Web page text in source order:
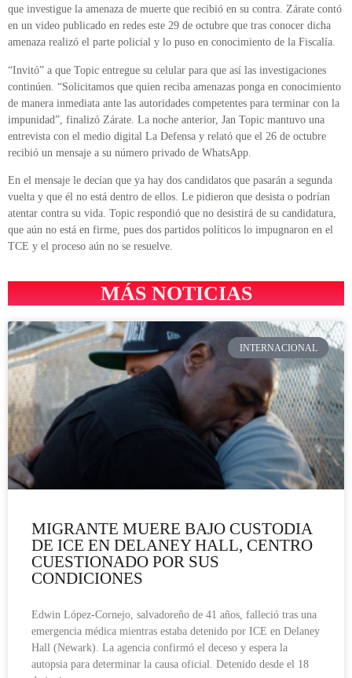
que investigue la amenaza de muerte que recibió en su contra. Zárate contó
en un video publicado en redes este 29 de octubre que tras conocer dicha
amenaza realizó el parte policial y lo puso en conocimiento de la Fiscalía.
“Invitó” a que Topic entregue su celular para que así las investigaciones
continúen. “Solicitamos que quien reciba amenazas ponga en conocimiento
de manera inmediata ante las autoridades competentes para terminar con la
impunidad”, finalizó Zárate. La noche anterior, Jan Topic mantuvo una
entrevista con el medio digital La Defensa y relató que el 26 de octubre
recibió un mensaje a su número privado de WhatsApp.
En el mensaje le decían que ya hay dos candidatos que pasarán a segunda
vuelta y que él no está dentro de ellos. Le pidieron que desista o podrían
atentar contra su vida. Topic respondió que no desistirá de su candidatura,
que aún no está en firme, pues dos partidos políticos lo impugnaron en el
TCE y el proceso aún no se resuelve.
MÁS NOTICIAS
INTERNACIONAL
MIGRANTE MUERE BAJO CUSTODIA
DE ICE EN DELANEY HALL, CENTRO
CUESTIONADO POR SUS
CONDICIONES
Edwin López-Cornejo, salvadoreño de 41 años, falleció tras una
emergencia médica mientras estaba detenido por ICE en Delaney
Hall (Newark). La agencia confirmó el deceso y espera la
autopsia para determinar la causa oficial. Detenido desde el 18